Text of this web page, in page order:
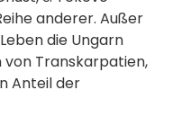
anderer. Außer
die Ungarn
Transkarpatien,
Anteil der